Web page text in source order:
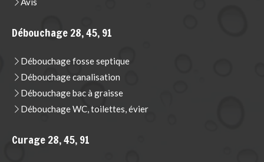
Débouchage 28, 45, 91
Débouchage fosse septique
Débouchage canalisation
Débouchage bac à graisse
Débouchage WC, toilettes, évier
Curage 28, 45, 91